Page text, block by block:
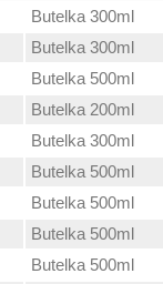
Butelka 300ml
Butelka 300ml
Butelka 500ml
Butelka 200ml
Butelka 300ml
Butelka 500ml
Butelka 500ml
Butelka 500ml
Butelka 500ml